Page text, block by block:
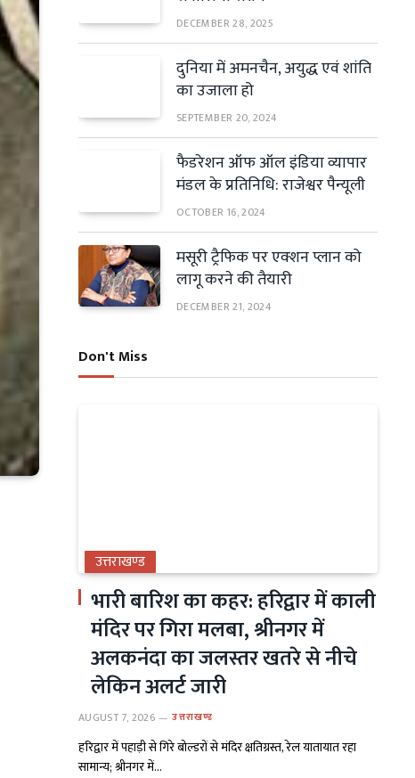
DECEMBER 28, 2025
दुनिया में अमनचैन, अयुद्ध एवं शांति
का उजाला हो
SEPTEMBER 20, 2024
फैडरेशन ऑफ ऑल इंडिया व्यापार
मंडल के प्रतिनिधि: राजेश्वर पैन्यूली
OCTOBER 16, 2024
मसूरी ट्रैफिक पर एक्शन प्लान को
लागू करने की तैयारी
DECEMBER 21, 2024
Don't Miss
उत्तराखण्ड
भारी बारिश का कहर: हरिद्वार में काली
मंदिर पर गिरा मलबा, श्रीनगर में
अलकनंदा का जलस्तर खतरे से नीचे
लेकिन अलर्ट जारी
AUGUST 7, 2026 उत्तराखण्ड
हरिद्वार में पहाड़ी से गिरे बोल्डरों से मंदिर क्षतिग्रस्त, रेल यातायात रहा
सामान्य; श्रीनगर में…